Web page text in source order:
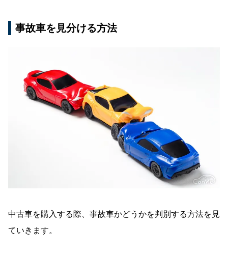
事故車を見分ける方法
中古車を購入する際、事故車かどうかを判別する方法を見
ていきます。